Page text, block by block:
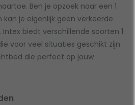
Ben je opzoek naar een 1
je eigenlijk geen verkeerde
biedt verschillende soorten 1
voor veel situaties geschikt zijn.
die perfect op jouw